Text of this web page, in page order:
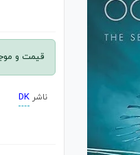
قیمت و
ناشرDK